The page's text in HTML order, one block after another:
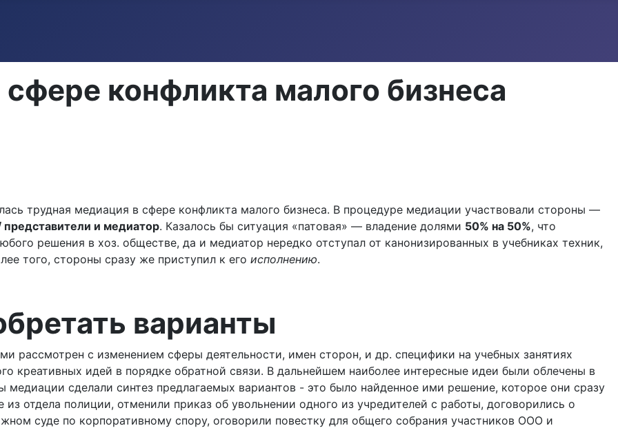
конфликта малого бизнеса
трудная медиация в сфере конфликта малого бизнеса. В процедуре медиации участвовали стороны —
и медиатор. Казалось бы ситуация «патовая» — владение долями 50% на 50%, что
решения в хоз. обществе, да и медиатор нередко отступал от канонизированных в учебниках техник,
того, стороны сразу же приступил к его исполнению.
варианты
рассмотрен с изменением сферы деятельности, имен сторон, и др. специфики на учебных занятиях
креативных идей в порядке обратной связи. В дальнейшем наиболее интересные идеи были облечены в
сделали синтез предлагаемых вариантов - это было найденное ими решение, которое они сразу
отдела полиции, отменили приказ об увольнении одного из учредителей с работы, договорились о
суде по корпоративному спору, оговорили повестку для общего собрания участников ООО и